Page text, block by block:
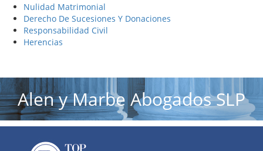
Nulidad Matrimonial
Derecho De Sucesiones Y Donaciones
Responsabilidad Civil
Herencias
Alen y Marbe Abogados SLP